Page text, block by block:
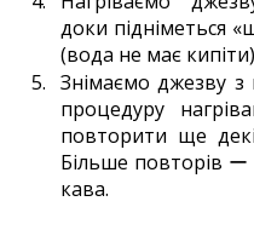
доки підніметься
(вода не має
Знімаємо джезву з
процедуру
повторити ще
Більше повторів
кава.